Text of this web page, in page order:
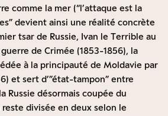
comme la mer (“l’attaque est la
devient ainsi une réalité concrète
tsar de Russie, Ivan le Terrible au
de Crimée (1853-1856), la
à la principauté de Moldavie par
et sert d’”état-tampon” entre
Russie désormais coupée du
divisée en deux selon le